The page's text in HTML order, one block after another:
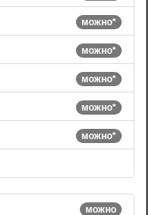
можно*
можно*
можно*
можно*
можно*
можно